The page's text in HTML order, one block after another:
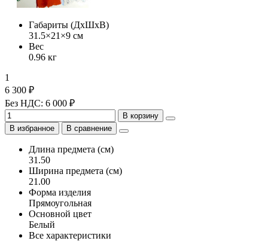
Габариты (ДхШхВ)
31.5×21×9 см
Вес
0.96 кг
1
6 300 ₽
Без НДС: 6 000 ₽
В корзину
В избранное
В сравнение
Длина предмета (см)
31.50
Ширина предмета (см)
21.00
Форма изделия
Прямоугольная
Основной цвет
Белый
Все характеристики